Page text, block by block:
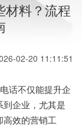
材料？流程
02-20 11:11:51
话不仅能提升企
企业，尤其是
效的营销工